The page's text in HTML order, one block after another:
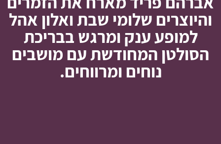
והיוצרים שלומי שבת ואלון אהל
למופע ענק ומרגש בבריכת
הסולטן המחודשת עם מושבים
נוחים ומרווחים.